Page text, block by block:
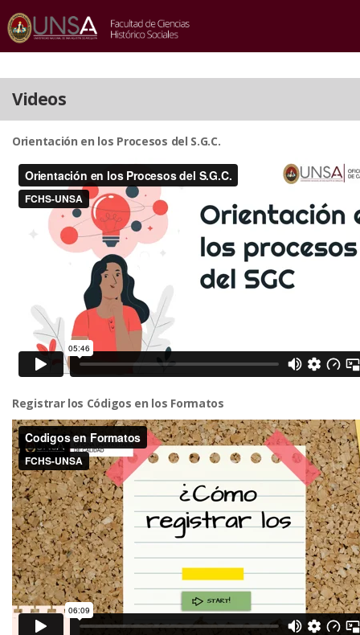
INICIO VIDEOS
Videos
Orientación en los Procesos del S.G.C.
Registrar los Códigos en los Formatos